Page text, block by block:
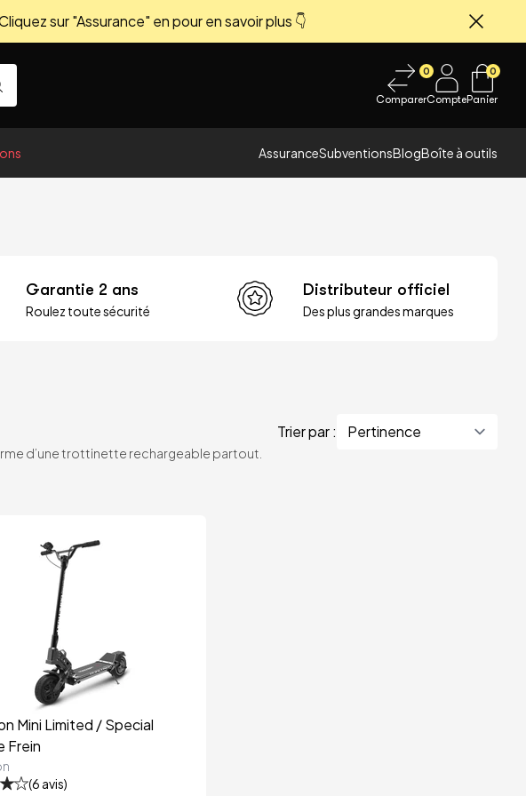
sur "Assurance" en pour en savoir plus 👇
0
ComparerCompte
0
Panier
AssuranceSubventionsBlogBoîte à outils
Garantie 2 ans
Roulez toute sécurité
Distributeur officiel
Des plus grandes marques
d’une trottinette rechargeable partout.
Trier par :
Mini Limited / Special
Frein
(6 avis)